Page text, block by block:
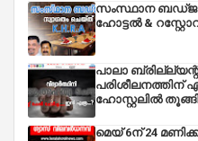
സംസ്ഥാന
ഹോട്ടൽ &
പാലാ
പരിശീലനത്തിന്
ഹോസ്റ്റലിൽ തൂങ്ങി
മെയ് 6ന് 24